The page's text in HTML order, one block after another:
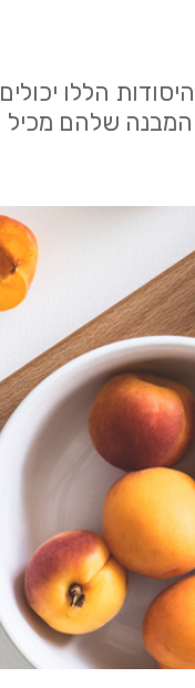
הללו יכולים
שלהם מכיל